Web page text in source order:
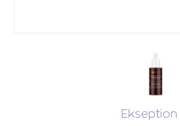
Ekseption